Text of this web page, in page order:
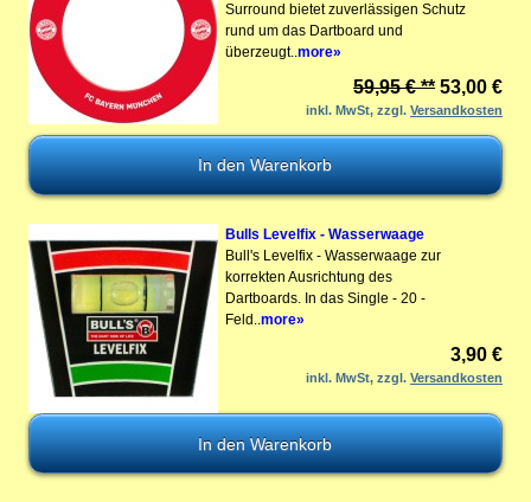
Surround bietet zuverlässigen Schutz
rund um das Dartboard und
überzeugt..more»
59,95 € ** 53,00 €
inkl. MwSt, zzgl.Versandkosten
Bulls Levelfix - Wasserwaage
Bull's Levelfix - Wasserwaage zur
korrekten Ausrichtung des
Dartboards. In das Single - 20 -
Feld..more»
3,90 €
inkl. MwSt, zzgl.Versandkosten